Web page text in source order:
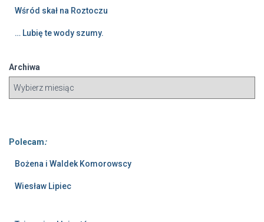
Wśród skał na Roztoczu
… Lubię te wody szumy.
Archiwa
Polecam:
Bożena i Waldek Komorowscy
Wiesław Lipiec